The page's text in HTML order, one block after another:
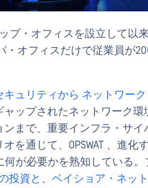
ップ・オフィスを設立して以
・オフィスだけで従業員が
ュリティから ネットワー
ップされたネットワーク
まで、重要インフラ・サ
を通じて、OPSWAT 、進化
何が必要かを熟知している
投資と 、 ベイショア・ネッ